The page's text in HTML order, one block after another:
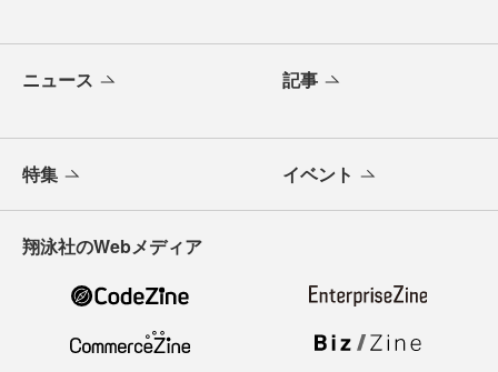
ニュース 記事
特集 イベント
翔泳社のWebメディア